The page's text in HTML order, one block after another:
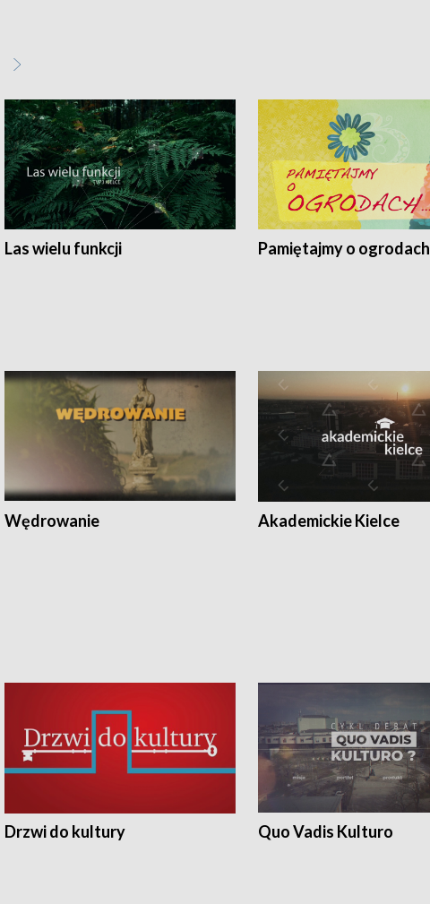
Las wielu funkcji Pamiętajmy o ogrodach
Wędrowanie Akademickie Kielce
Drzwi do kultury Quo Vadis Kulturo